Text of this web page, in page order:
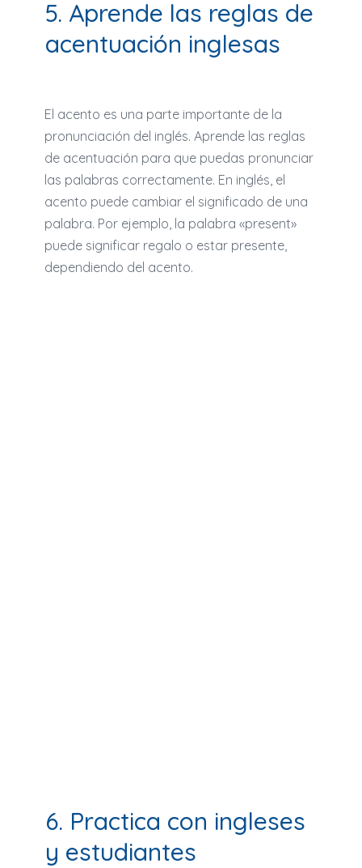
5. Aprende las reglas de
acentuación inglesas
El acento es una parte importante de la
pronunciación del inglés. Aprende las reglas
de acentuación para que puedas pronunciar
las palabras correctamente. En inglés, el
acento puede cambiar el significado de una
palabra. Por ejemplo, la palabra «present»
puede significar regalo o estar presente,
dependiendo del acento.
6. Practica con ingleses
y estudiantes